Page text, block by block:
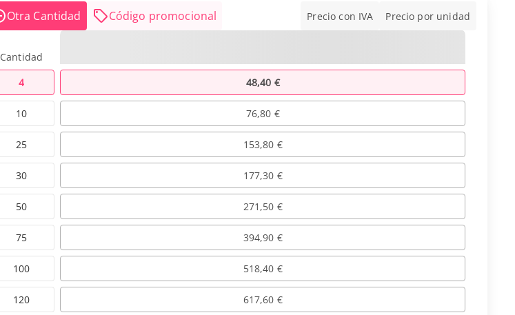
Otra Cantidad Código promocional Precio con IVA Precio por unidad
Cantidad
4
10
25
30
50
75
100
120
48,40 €
76,80 €
153,80 €
177,30 €
271,50 €
394,90 €
518,40 €
617,60 €